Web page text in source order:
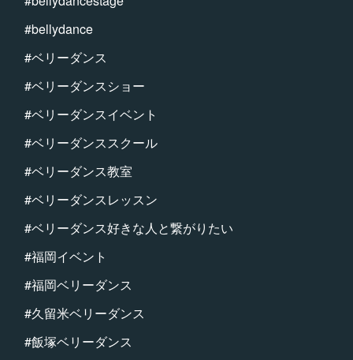
#bellydance
#ベリーダンス
#ベリーダンスショー
#ベリーダンスイベント
#ベリーダンススクール
#ベリーダンス教室
#ベリーダンスレッスン
#ベリーダンス好きな人と繋がりたい
#福岡イベント
#福岡ベリーダンス
#久留米ベリーダンス
#飯塚ベリーダンス